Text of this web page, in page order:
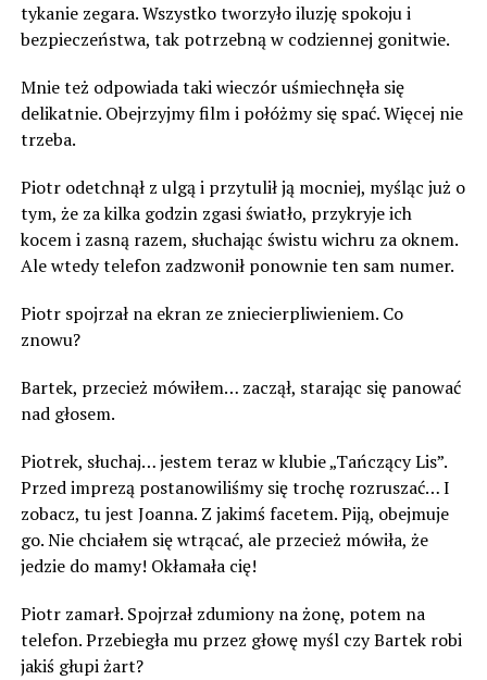
tykanie zegara. Wszystko tworzyło iluzję spokoju i
bezpieczeństwa, tak potrzebną w codziennej gonitwie.
Mnie też odpowiada taki wieczór uśmiechnęła się
delikatnie. Obejrzyjmy film i połóżmy się spać. Więcej nie
trzeba.
Piotr odetchnął z ulgą i przytulił ją mocniej, myśląc już o
tym, że za kilka godzin zgasi światło, przykryje ich
kocem i zasną razem, słuchając świstu wichru za oknem.
Ale wtedy telefon zadzwonił ponownie ten sam numer.
Piotr spojrzał na ekran ze zniecierpliwieniem. Co
znowu?
Bartek, przecież mówiłem… zaczął, starając się panować
nad głosem.
Piotrek, słuchaj… jestem teraz w klubie „Tańczący Lis”.
Przed imprezą postanowiliśmy się trochę rozruszać… I
zobacz, tu jest Joanna. Z jakimś facetem. Piją, obejmuje
go. Nie chciałem się wtrącać, ale przecież mówiła, że
jedzie do mamy! Okłamała cię!
Piotr zamarł. Spojrzał zdumiony na żonę, potem na
telefon. Przebiegła mu przez głowę myśl czy Bartek robi
jakiś głupi żart?